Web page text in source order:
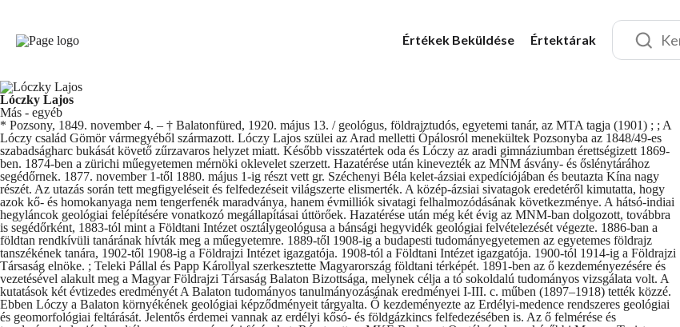
Értékek Beküldése Értektárak
Lóczky Lajos
Más - egyéb
* Pozsony, 1849. november 4. – † Balatonfüred, 1920. május 13. / geológus, földrajztudós, egyetemi tanár, az MTA tagja (1901) ; ; A
Lóczy család Gömör vármegyéből származott. Lóczy Lajos szülei az Arad melletti Ópálosról menekültek Pozsonyba az 1848/49-es
szabadságharc bukását követő zűrzavaros helyzet miatt. Később visszatértek oda és Lóczy az aradi gimnáziumban érettségizett 1869-
ben. 1874-ben a zürichi műegyetemen mérnöki oklevelet szerzett. Hazatérése után kinevezték az MNM ásvány- és őslénytárához
segédőrnek. 1877. november 1-től 1880. május 1-ig részt vett gr. Széchenyi Béla kelet-ázsiai expedíciójában és beutazta Kína nagy
részét. Az utazás során tett megfigyeléseit és felfedezéseit világszerte elismerték. A közép-ázsiai sivatagok eredetéről kimutatta, hogy
azok kő- és homokanyaga nem tengerfenék maradványa, hanem évmilliók sivatagi felhalmozódásának következménye. A hátsó-indiai
hegyláncok geológiai felépítésére vonatkozó megállapításai úttörőek. Hazatérése után még két évig az MNM-ban dolgozott, továbbra
is segédőrként, 1883-tól mint a Földtani Intézet osztálygeológusa a bánsági hegyvidék geológiai felvételezését végezte. 1886-ban a
földtan rendkívüli tanárának hívták meg a műegyetemre. 1889-től 1908-ig a budapesti tudományegyetemen az egyetemes földrajz
tanszékének tanára, 1902-től 1908-ig a Földrajzi Intézet igazgatója. 1908-tól a Földtani Intézet igazgatója. 1900-tól 1914-ig a Földrajzi
Társaság elnöke. ; Teleki Pállal és Papp Károllyal szerkesztette Magyarország földtani térképét. 1891-ben az ő kezdeményezésére és
vezetésével alakult meg a Magyar Földrajzi Társaság Balaton Bizottsága, melynek célja a tó sokoldalú tudományos vizsgálata volt. A
kutatások két évtizedes eredményét A Balaton tudományos tanulmányozásának eredményei I-III. c. műben (1897–1918) tették közzé.
Ebben Lóczy a Balaton környékének geológiai képződményeit tárgyalta. Ő kezdeményezte az Erdélyi-medence rendszeres geológiai
és geomorfológiai feltárását. Jelentős érdemei vannak az erdélyi kősó- és földgázkincs felfedezésében is. Az ő felmérése és